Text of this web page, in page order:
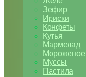
Зефир
Ириски
Конфеты
Кутья
Мармелад
Мороженое
Муссы
Пастила